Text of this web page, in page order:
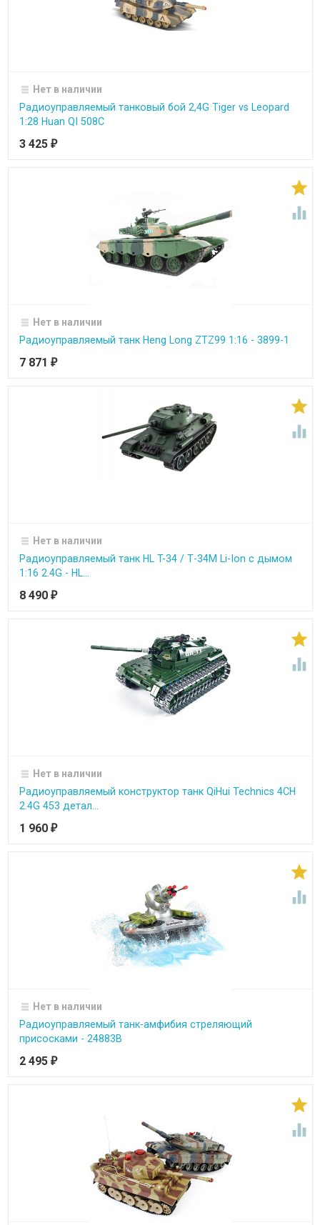
Нет в наличии
Радиоуправляемый танковый бой 2,4G Tiger vs Leopard
1:28 Huan QI 508C
3 425 ₽


Нет в наличии
Радиоуправляемый танк Heng Long ZTZ99 1:16 - 3899-1
7 871 ₽


Нет в наличии
Радиоуправляемый танк HL T-34 / Т-34М Li-Ion с дымом
1:16 2.4G - HL...
8 490 ₽


Нет в наличии
Радиоуправляемый конструктор танк QiHui Technics 4CH
2.4G 453 детал...
1 960 ₽


Нет в наличии
Радиоуправляемый танк-амфибия стреляющий
присосками - 24883B
2 495 ₽

